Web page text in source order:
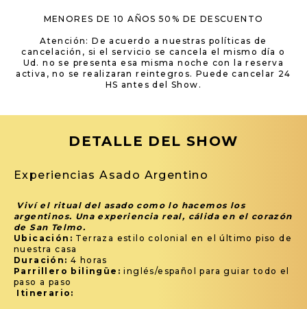
MENORES DE 10 AÑOS 50% DE DESCUENTO
Atención: De acuerdo a nuestras políticas de
cancelación, si el servicio se cancela el mismo día o
Ud. no se presenta esa misma noche con la reserva
activa, no se realizaran reintegros. Puede cancelar 24
HS antes del Show.
DETALLE DEL SHOW
Experiencias Asado Argentino
Viví el ritual del asado como lo hacemos los
argentinos. Una experiencia real, cálida en el corazón
de San Telmo.
Ubicación: Terraza estilo colonial en el último piso de
nuestra casa
Duración: 4 horas
Parrillero bilingüe: inglés/español para guiar todo el
paso a paso
Itinerario: